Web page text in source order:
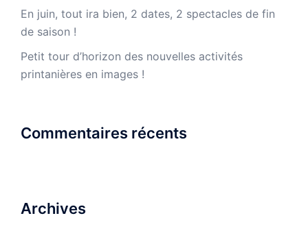
En juin, tout ira bien, 2 dates, 2 spectacles de fin
de saison !
Petit tour d’horizon des nouvelles activités
printanières en images !
Commentaires récents
Archives